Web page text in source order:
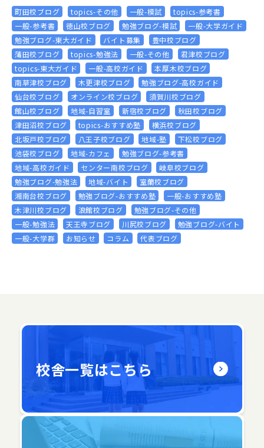
町田校ブログ topics-その他 一般-模試
topics-参考書
一般-参考書
徳山校ブログ 勉強ブログ-模試
一般-大学ガイド
勉強ブログ-東大ガイド
バイト募集
豊中校ブログ
蒲田校ブログ
topics-勉強法 一般-その他
君津校ブログ
topics-東大ガイド
一般-高校ガイド
本厚木校ブログ
南草津校ブログ
木更津校ブログ
勉強ブログ-高校ガイド
仙台校ブログ
オンライン校ブログ
須賀川校ブログ
館山校ブログ
地域-自習室 新宿校ブログ
秋田校ブログ
津田沼校ブログ
topics-おすすめ塾
横浜校ブログ
北坂戸校ブログ
八王子校ブログ 地域-塾
下松校ブログ
池袋校ブログ
地域-カフェ
勉強ブログ-参考書
地域-高校ガイド
センター南校ブログ
岐阜校ブログ
勉強ブログ-勉強法
地域-バイト
室蘭校ブログ
湘南台校ブログ
勉強ブログ-おすすめ塾
一般-おすすめ塾
木津川校ブログ
浪館校ブログ
勉強ブログ-その他
一般-勉強法
天王寺ブログ 川尻校ブログ
勉強ブログ-バイト
一般-大学群
お知らせ コラム 代表ブログ
校舎一覧はこちら